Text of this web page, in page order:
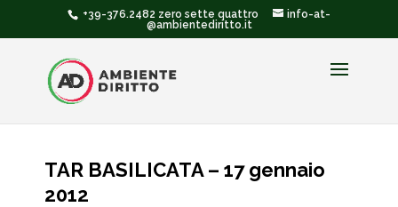
+39-376.2482 zero sette quattro
info-at-
@ambientediritto.it
TAR BASILICATA – 17 gennaio
2012